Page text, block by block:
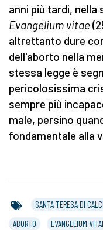
anni più tardi,
Evangelium vitae
altrettanto dure
dell'aborto nella
stessa legge è
pericolosissima
sempre più
male, persino
fondamentale alla
SANTA TERESA DI
ABORTO
EVANGELIUM